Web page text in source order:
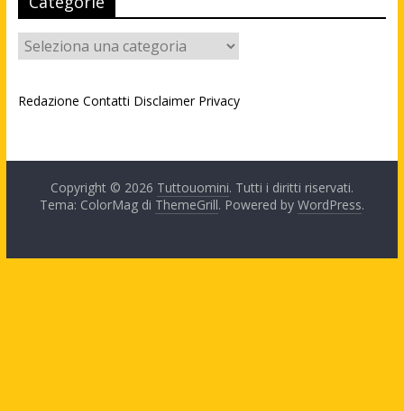
Categorie
Redazione Contatti Disclaimer Privacy
Copyright © 2026 Tuttouomini. Tutti i diritti riservati.
Tema: ColorMag di ThemeGrill. Powered by WordPress.